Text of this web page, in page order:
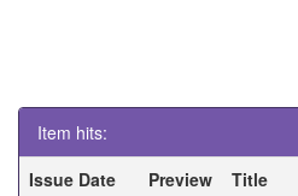
Item hits:
Issue Date
Preview Title